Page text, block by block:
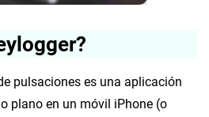
pulsaciones es una aplicación
plano en un móvil iPhone (o